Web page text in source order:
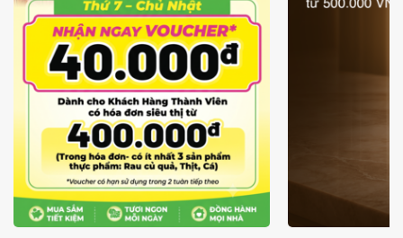
GIÁ LUÔN RẺ TỪ 6/8 - 31/10
ƯU